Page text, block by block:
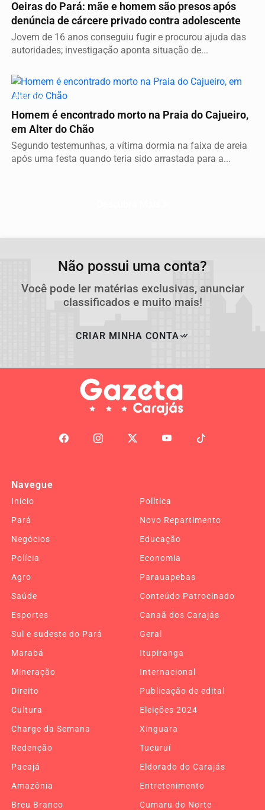
Oeiras do Pará: mãe e homem são presos após
denúncia de cárcere privado contra adolescente
Jovem de 16 anos conseguiu fugir e procurou ajuda das
autoridades; investigação aponta situação de...
POLÍCIA
Homem é encontrado morto na Praia do Cajueiro,
em Alter do Chão
Segundo testemunhas, a vítima dormia na faixa de areia
após uma festa quando teria sido arrastada para a...
Não possui uma conta?
Você pode ler matérias exclusivas, anunciar
classificados e muito mais!
CRIAR MINHA CONTA
Navegue
Início
Política
Pará
Novo Repartimento
Negócios
Educação
Polícia
Economia
Agro
Parauapebas
Saúde
Conteúdo Patrocinado
Esportes
Canaã dos Carajás
Sul e sudeste do Pará
Geral
Marabá
Itupiranga
Mineração
Internacional
Direito
Publicação de edital
Cultura
Eleições 2024
Charge da Semana
Xinguara
Redenção
Tucuruí
Pacajá
Eldorado do Carajás
Amazônia
Entretenimento
Breu Branco
Cumaru do Norte